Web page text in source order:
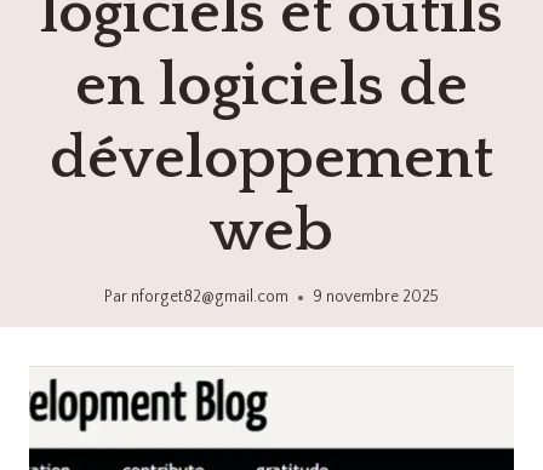
logiciels et outils
en logiciels de
développement
web
Par nforget82@gmail.com 9 novembre 2025